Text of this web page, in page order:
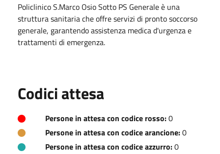
Policlinico S.Marco Osio Sotto PS Generale è una
struttura sanitaria che offre servizi di pronto soccorso
generale, garantendo assistenza medica d'urgenza e
trattamenti di emergenza.
Codici attesa
Persone in attesa con codice rosso:0
Persone in attesa con codice arancione:0
Persone in attesa con codice azzurro:0